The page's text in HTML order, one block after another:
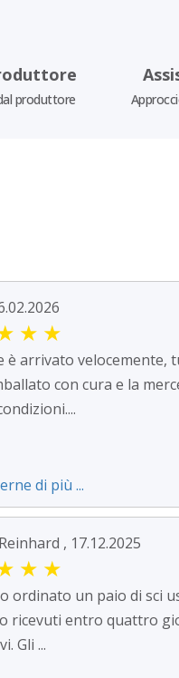
produttore
★ ★
è arrivato velocemente,
con cura e la
di più ...
, 17.12.2025
★ ★
ordinato un paio di sci
ricevuti entro quattro
Gli ...